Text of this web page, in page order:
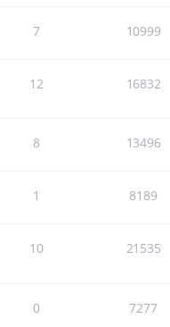
7 10999
12 16832
8 13496
1 8189
10 21535
0 7277